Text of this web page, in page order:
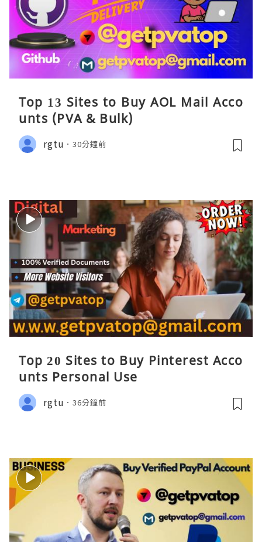
Top 13 Sites to Buy AOL Mail Acco
unts (PVA & Bulk)
rgtu 30分鐘前
Top 20 Sites to Buy Pinterest Acco
unts Personal Use
rgtu 36分鐘前